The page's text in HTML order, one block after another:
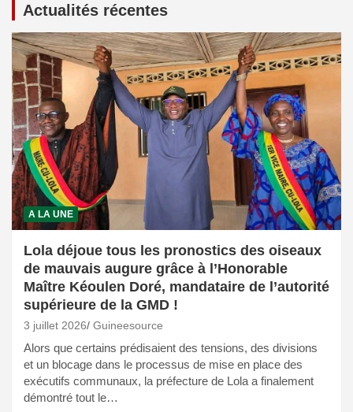
Actualités récentes
A LA UNE
Lola déjoue tous les pronostics des oiseaux
de mauvais augure grâce à l’Honorable
Maître Kéoulen Doré, mandataire de l’autorité
supérieure de la GMD !
3 juillet 2026 Guineesource
Alors que certains prédisaient des tensions, des divisions
et un blocage dans le processus de mise en place des
exécutifs communaux, la préfecture de Lola a finalement
démontré tout le…